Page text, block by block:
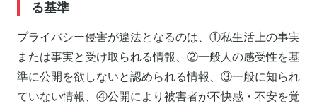
る基準
プライバシー侵害が違法となるのは、①私生活上の事実
または事実と受け取られる情報、②一般人の感受性を基
準に公開を欲しないと認められる情報、③一般に知られ
ていない情報、④公開により被害者が不快感・不安を覚